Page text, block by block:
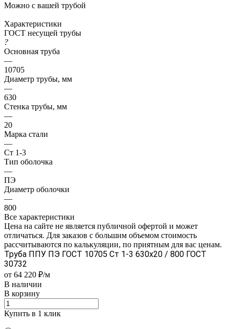
Можно с вашей трубой
Характеристики
ГОСТ несущей трубы
?
Основная труба
—
10705
Диаметр трубы, мм
—
630
Стенка трубы, мм
—
20
Марка стали
—
Ст 1-3
Тип оболочка
—
ПЭ
Диаметр оболочки
—
800
Все характеристики
Цена на сайте не является публичной офертой и может
отличаться. Для заказов с большим объемом стоимость
рассчитываются по калькуляции, по приятным для вас ценам.
Труба ППУ ПЭ ГОСТ 10705 Ст 1-3 630x20 / 800 ГОСТ
30732
от 64 220 ₽/м
В наличии
В корзину
Купить в 1 клик